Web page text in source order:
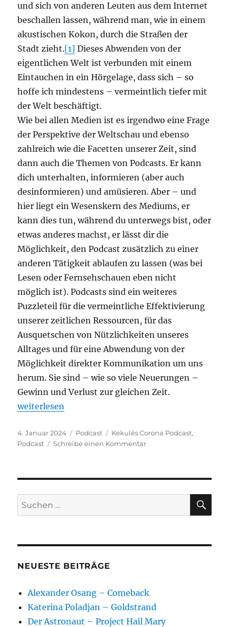
und sich von anderen Leuten aus dem Internet
beschallen lassen, während man, wie in einem
akustischen Kokon, durch die Straßen der
Stadt zieht.[1] Dieses Abwenden von der
eigentlichen Welt ist verbunden mit einem
Eintauchen in ein Hörgelage, dass sich – so
hoffe ich mindestens – vermeintlich tiefer mit
der Welt beschäftigt.
Wie bei allen Medien ist es irgendwo eine Frage
der Perspektive der Weltschau und ebenso
zahlreich wie die Facetten unserer Zeit, sind
dann auch die Themen von Podcasts. Er kann
dich unterhalten, informieren (aber auch
desinformieren) und amüsieren. Aber – und
hier liegt ein Wesenskern des Mediums, er
kann dies tun, während du unterwegs bist, oder
etwas anderes machst, er lässt dir die
Möglichkeit, den Podcast zusätzlich zu einer
anderen Tätigkeit ablaufen zu lassen (was bei
Lesen oder Fernsehschauen eben nicht
möglich ist). Podcasts sind ein weiteres
Puzzleteil für die vermeintliche Effektivierung
unserer zeitlichen Ressourcen, für das
Ausquetschen von Nützlichkeiten unseres
Alltages und für eine Abwendung von der
Möglichkeit direkter Kommunikation um uns
herum. Sie sind – wie so viele Neuerungen –
Gewinn und Verlust zur gleichen Zeit.
„Kekulés Corona Podcast“
weiterlesen
Veröffentlicht
am
4. Januar 2024 Kategorien
Podcast Schlagwörter
Kekulés Corona Podcast,
Podcast
Schreibe einen Kommentarzu
Suchen
nach:
NEUESTE BEITRÄGE
Alexander Osang – Comeback
Katerina Poladjan – Goldstrand
Der Astronaut – Project Hail Mary